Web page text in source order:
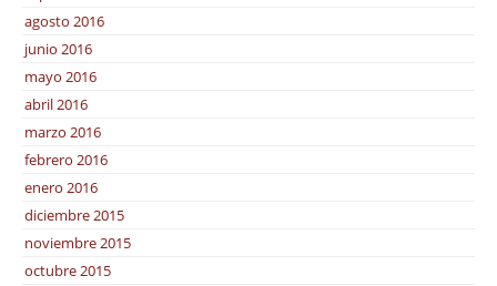
agosto 2016
junio 2016
mayo 2016
abril 2016
marzo 2016
febrero 2016
enero 2016
diciembre 2015
noviembre 2015
octubre 2015